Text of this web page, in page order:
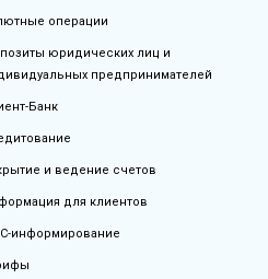
операции
юридических лиц и
предпринимателей
Банк
и ведение счетов
для клиентов
информирование